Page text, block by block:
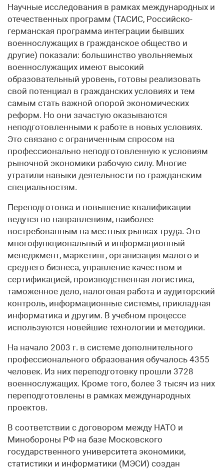
Научные исследования в рамках международных и
отечественных программ (ТАСИС, Российско-
германская программа интеграции бывших
военнослужащих в гражданское общество и
другие) показали: большинство увольняемых
военнослужащих имеют высокий
образовательный уровень, готовы реализовать
свой потенциал в гражданских условиях и тем
самым стать важной опорой экономических
реформ. Но они зачастую оказываются
неподготовленными к работе в новых условиях.
Это связано с ограниченным спросом на
профессионально неподготовленную к условиям
рыночной экономики рабочую силу. Многие
утратили навыки деятельности по гражданским
специальностям.
Переподготовка и повышение квалификации
ведутся по направлениям, наиболее
востребованным на местных рынках труда. Это
многофункциональный и информационный
менеджмент, маркетинг, организация малого и
среднего бизнеса, управление качеством и
сертификацией, производственная логистика,
таможенное дело, налоговая работа и аудиторский
контроль, информационные системы, прикладная
информатика и другим. В учебном процессе
используются новейшие технологии и методики.
На начало 2003 г. в системе дополнительного
профессионального образования обучалось 4355
человек. Из них переподготовку прошли 3728
военнослужащих. Кроме того, более 3 тысяч из них
переподготовлены в рамках международных
проектов.
В соответствии с договором между НАТО и
Минобороны РФ на базе Московского
государственного университета экономики,
статистики и информатики (МЭСИ) создан